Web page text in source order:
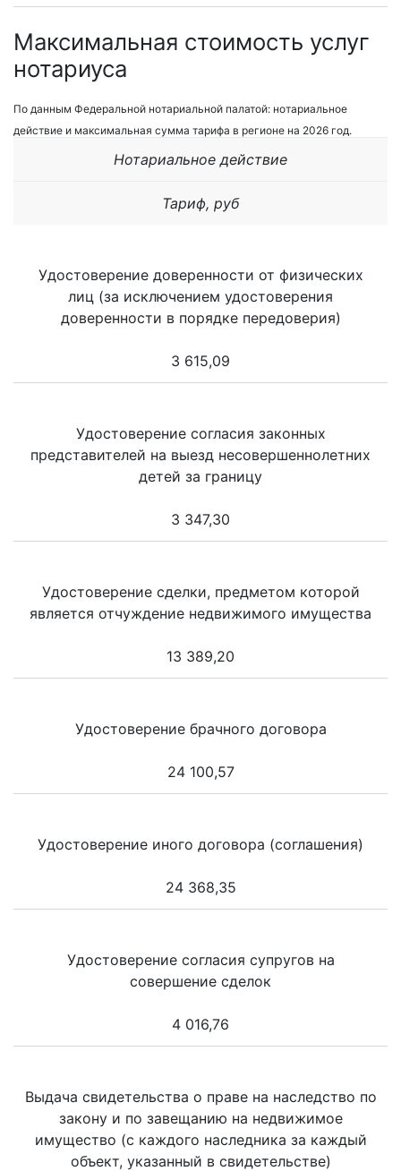
Максимальная стоимость услуг
нотариуса
По данным Федеральной нотариальной палатой: нотариальное
действие и максимальная сумма тарифа в регионе на 2026 год.
Нотариальное действие
Тариф, руб
Удостоверение доверенности от физических
лиц (за исключением удостоверения
доверенности в порядке передоверия)
3 615,09
Удостоверение согласия законных
представителей на выезд несовершеннолетних
детей за границу
3 347,30
Удостоверение сделки, предметом которой
является отчуждение недвижимого имущества
13 389,20
Удостоверение брачного договора
24 100,57
Удостоверение иного договора (соглашения)
24 368,35
Удостоверение согласия супругов на
совершение сделок
4 016,76
Выдача свидетельства о праве на наследство по
закону и по завещанию на недвижимое
имущество (с каждого наследника за каждый
объект, указанный в свидетельстве)